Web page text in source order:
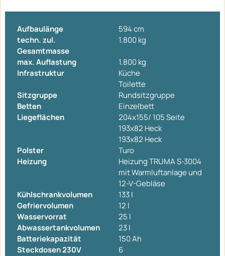
Aufbaulänge
594 cm
techn. zul.
Gesamtmasse
1.800 kg
max. Auflastung
1.800 kg
Infrastruktur
Küche
Toilette
Sitzgruppe
Rundsitzgruppe
Betten
Einzelbett
Liegeflächen
204x155/ 105 Seite
193x82 Heck
193x82 Heck
Polster
Turo
Heizung
Heizung TRUMA S-3004
mit Warmluftanlage und
12-V-Gebläse
Kühlschrankvolumen
133 l
Gefriervolumen
12 l
Wasservorrat
25 l
Abwassertankvolumen
23 l
Batteriekapazität
150 Ah
Steckdosen 230V
6